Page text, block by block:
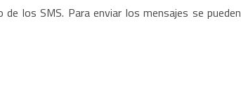
los SMS. Para enviar los mensajes se pueden